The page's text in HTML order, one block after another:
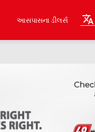
આસપાસના ડીલર્સ